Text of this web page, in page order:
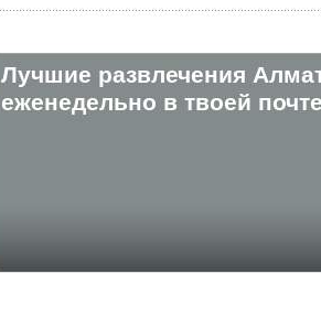
Лучшие развлечения
eженедельно в твоей